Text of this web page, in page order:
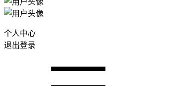
个人中心
退出登录